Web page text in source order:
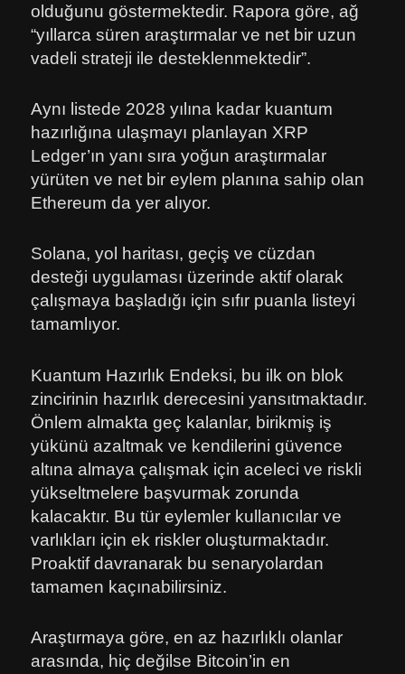
olduğunu göstermektedir. Rapora göre, ağ
“yıllarca süren araştırmalar ve net bir uzun
vadeli strateji ile desteklenmektedir”.
Aynı listede 2028 yılına kadar kuantum
hazırlığına ulaşmayı planlayan XRP
Ledger’ın yanı sıra yoğun araştırmalar
yürüten ve net bir eylem planına sahip olan
Ethereum da yer alıyor.
Solana, yol haritası, geçiş ve cüzdan
desteği uygulaması üzerinde aktif olarak
çalışmaya başladığı için sıfır puanla listeyi
tamamlıyor.
Kuantum Hazırlık Endeksi, bu ilk on blok
zincirinin hazırlık derecesini yansıtmaktadır.
Önlem almakta geç kalanlar, birikmiş iş
yükünü azaltmak ve kendilerini güvence
altına almaya çalışmak için aceleci ve riskli
yükseltmelere başvurmak zorunda
kalacaktır. Bu tür eylemler kullanıcılar ve
varlıkları için ek riskler oluşturmaktadır.
Proaktif davranarak bu senaryolardan
tamamen kaçınabilirsiniz.
Araştırmaya göre, en az hazırlıklı olanlar
arasında, hiç değilse Bitcoin’in en